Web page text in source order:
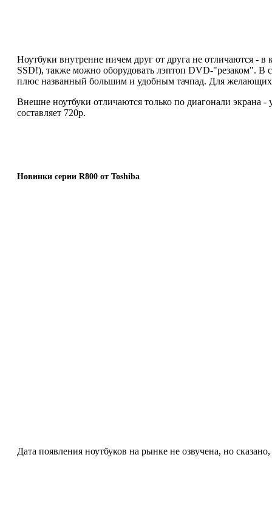
Ноутбуки внутренне ничем друг от друга не отличаются -
SSD!), также можно оборудовать лэптоп DVD-"резаком". В
плюс названный большим и удобным тачпад. Для
Внешне ноутбуки отличаются только по диагонали экрана
составляет 720p.
Новинки серии R800 от Toshiba
Дата появления ноутбуков на рынке не озвучена, но